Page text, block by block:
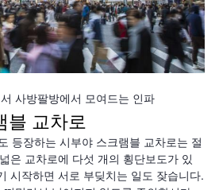
사방팔방에서 모여드는 인파
블 교차로
등장하는 시부야 스크램블 교차로는 절
은 교차로에 다섯 개의 횡단보도가 있
시작하면 서로 부딪치는 일도 잦습니다.